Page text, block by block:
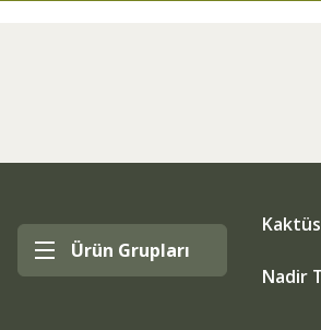
Ürün Grupları
Nadir